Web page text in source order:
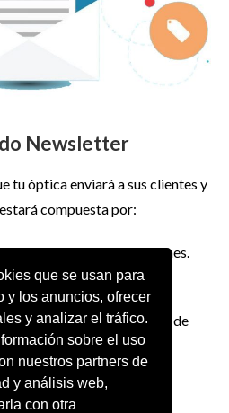
que se usan para
y los anuncios, ofrecer
y analizar el tráfico.
sobre el uso
nuestros partners de
y análisis web,
con otra
Newsletter
tu óptica enviará a sus clientes y
compuesta por:
descuentos o cupones.
te interese promocionar.
como horarios especiales de
ofrece tu negocio.
contenidos de tu blog.